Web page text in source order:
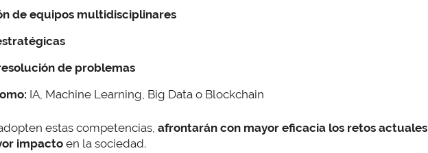
de equipos multidisciplinares
de problemas
IA, Machine Learning, Big Data o Blockchain
estas competencias, afrontarán con mayor eficacia los retos actuales
impacto en la sociedad.